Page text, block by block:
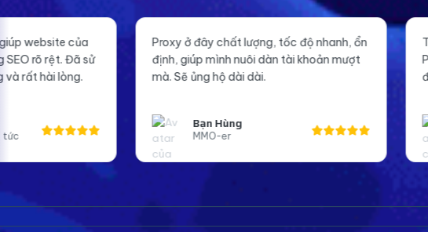
Proxy ở đây chất lượng, tốc độ nhanh, ổn
định, giúp mình nuôi dàn tài khoản mượt
mà. Sẽ ủng hộ dài dài.
Bạn Hùng
MMO-er
Tăng like fanpage giá rẻ mà
Page mình giờ trông chuyên
đáng tin cậy hơn trong mắt
Anh Khoa
Page Admin Facebook